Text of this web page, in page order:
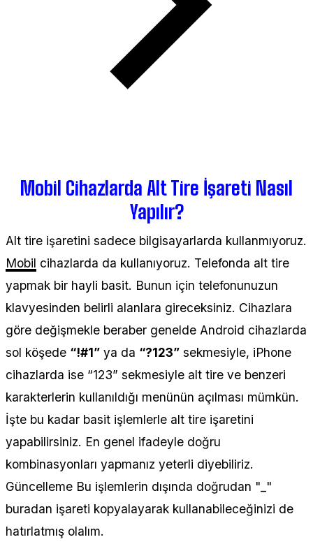
Mobil Cihazlarda Alt Tire İşareti Nasıl
Yapılır?
Alt tire işaretini sadece bilgisayarlarda kullanmıyoruz.
Mobil cihazlarda da kullanıyoruz. Telefonda alt tire
yapmak bir hayli basit. Bunun için telefonunuzun
klavyesinden belirli alanlara gireceksiniz. Cihazlara
göre değişmekle beraber genelde Android cihazlarda
sol köşede “!#1” ya da “?123” sekmesiyle, iPhone
cihazlarda ise “123” sekmesiyle alt tire ve benzeri
karakterlerin kullanıldığı menünün açılması mümkün.
İşte bu kadar basit işlemlerle alt tire işaretini
yapabilirsiniz. En genel ifadeyle doğru
kombinasyonları yapmanız yeterli diyebiliriz.
Güncelleme Bu işlemlerin dışında doğrudan "_"
buradan işareti kopyalayarak kullanabileceğinizi de
hatırlatmış olalım.